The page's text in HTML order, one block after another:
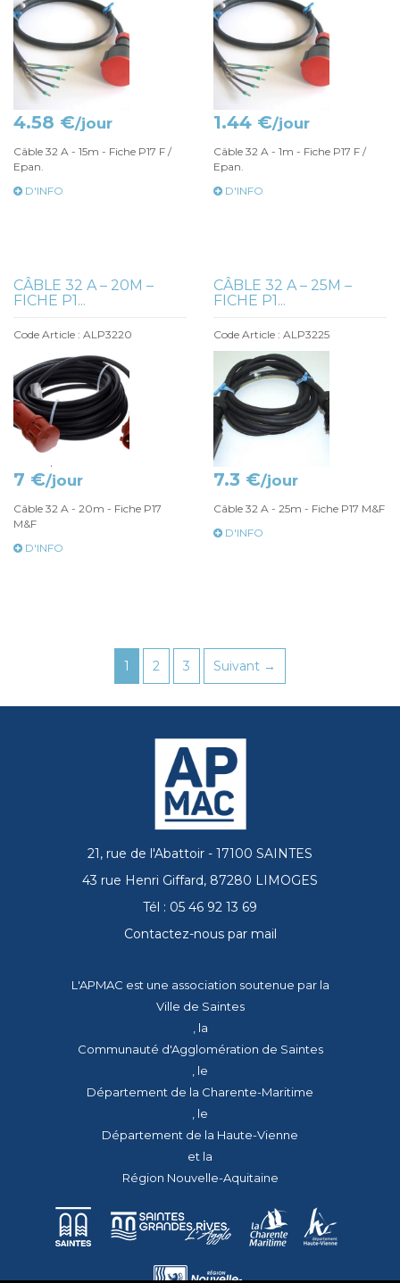
4.58 €/jour
Câble 32 A - 15m - Fiche P17 F /
Epan.
D'INFO
1.44 €/jour
Câble 32 A - 1m - Fiche P17 F /
Epan.
D'INFO
CÂBLE 32 A – 20M –
FICHE P1...
Code Article : ALP3220
7 €/jour
Câble 32 A - 20m - Fiche P17
M&F
D'INFO
CÂBLE 32 A – 25M –
FICHE P1...
Code Article : ALP3225
7.3 €/jour
Câble 32 A - 25m - Fiche P17 M&F
D'INFO
1 2 3 Suivant →
21, rue de l'Abattoir - 17100 SAINTES
43 rue Henri Giffard, 87280 LIMOGES
Tél : 05 46 92 13 69
Contactez-nous par mail
L'APMAC est une association soutenue par la
Ville de Saintes
, la
Communauté d'Agglomération de Saintes
, le
Département de la Charente-Maritime
, le
Département de la Haute-Vienne
et la
Région Nouvelle-Aquitaine